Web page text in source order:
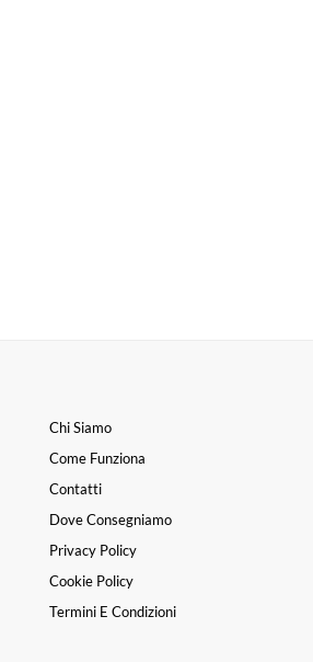
Chi Siamo
Come Funziona
Contatti
Dove Consegniamo
Privacy Policy
Cookie Policy
Termini E Condizioni